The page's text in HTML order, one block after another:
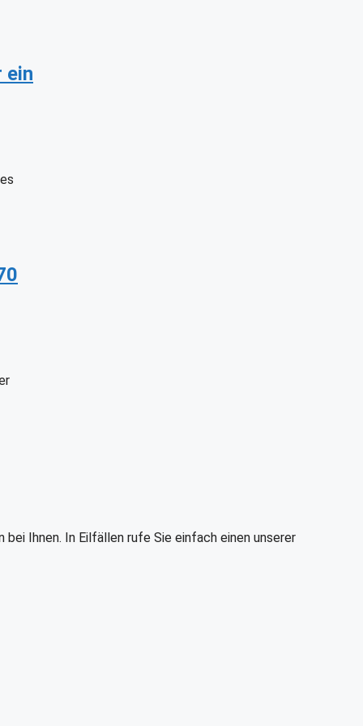
ein
Ihnen. In Eilfällen rufe Sie einfach einen unserer